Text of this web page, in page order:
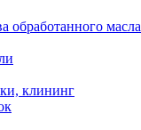
обработанного масла
клининг